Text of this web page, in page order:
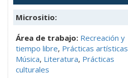
Micrositio:
Área de trabajo: Recreación y
tiempo libre, Prácticas artísticas
Música, Literatura, Prácticas
culturales